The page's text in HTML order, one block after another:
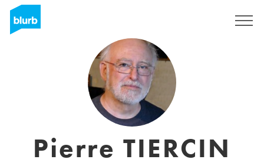
Pierre TIERCIN